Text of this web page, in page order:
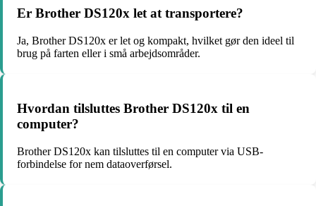
Er Brother DS120x let at transportere?
Ja, Brother DS120x er let og kompakt, hvilket gør den ideel til
brug på farten eller i små arbejdsområder.
Hvordan tilsluttes Brother DS120x til en
computer?
Brother DS120x kan tilsluttes til en computer via USB-
forbindelse for nem dataoverførsel.